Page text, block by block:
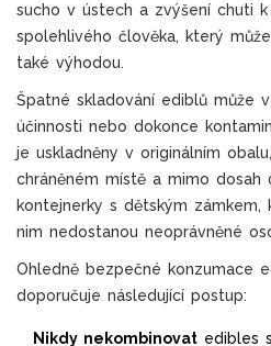
sucho v ústech a zvýšení chuti
spolehlivého člověka, který
také výhodou.
Špatné skladování ediblů může
účinnosti nebo dokonce
je uskladněny v originálním
chráněném místě a mimo dosah
kontejnerky s dětským
nim nedostanou neoprávněné
Ohledně bezpečné konzumace
doporučuje následující postup:
Nikdy nekombinovat edibles